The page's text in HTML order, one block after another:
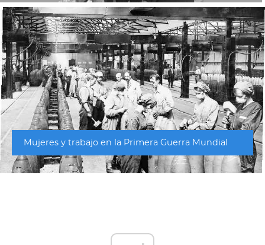
Mujeres y trabajo en la Primera Guerra Mundial